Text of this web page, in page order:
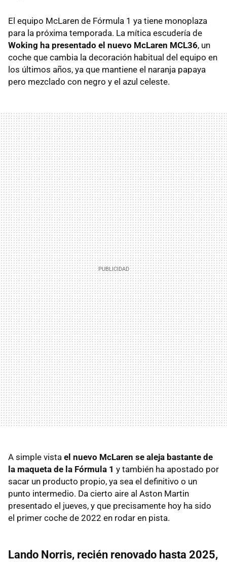
El equipo McLaren de Fórmula 1 ya tiene monoplaza
para la próxima temporada. La mítica escudería de
Woking ha presentado el nuevo McLaren MCL36, un
coche que cambia la decoración habitual del equipo en
los últimos años, ya que mantiene el naranja papaya
pero mezclado con negro y el azul celeste.
A simple vista el nuevo McLaren se aleja bastante de
la maqueta de la Fórmula 1 y también ha apostado por
sacar un producto propio, ya sea el definitivo o un
punto intermedio. Da cierto aire al Aston Martin
presentado el jueves, y que precisamente hoy ha sido
el primer coche de 2022 en rodar en pista.
Lando Norris, recién renovado hasta 2025,